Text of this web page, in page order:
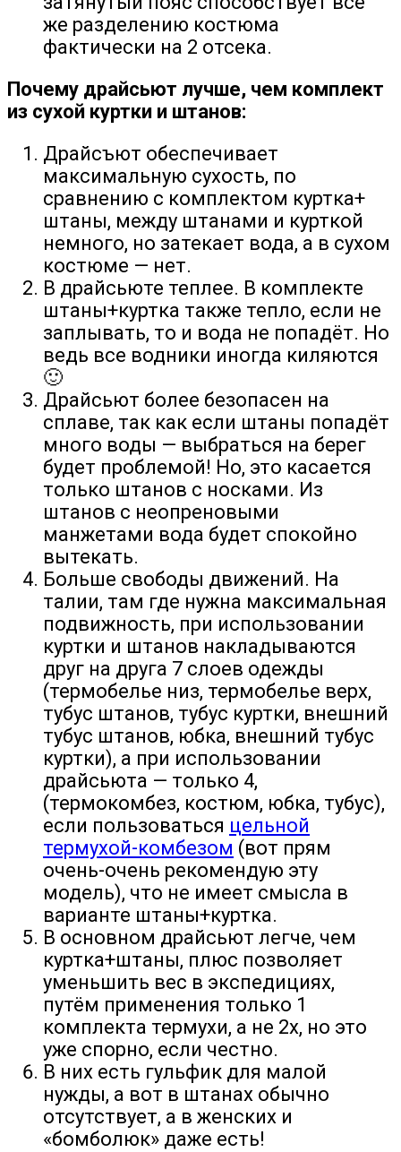
же разделению костюма
фактически на 2 отсека.
Почему драйсьют лучше, чем комплект
из сухой куртки и штанов:
Драйсъют обеспечивает
максимальную сухость, по
сравнению с комплектом куртка+
штаны, между штанами и курткой
немного, но затекает вода, а в сухом
костюме — нет.
В драйсьюте теплее. В комплекте
штаны+куртка также тепло, если не
заплывать, то и вода не попадёт. Но
ведь все водники иногда киляются
🙂
Драйсьют более безопасен на
сплаве, так как если штаны попадёт
много воды — выбраться на берег
будет проблемой! Но, это касается
только штанов с носками. Из
штанов с неопреновыми
манжетами вода будет спокойно
вытекать.
Больше свободы движений. На
талии, там где нужна максимальная
подвижность, при использовании
куртки и штанов накладываются
друг на друга 7 слоев одежды
(термобелье низ, термобелье верх,
тубус штанов, тубус куртки, внешний
тубус штанов, юбка, внешний тубус
куртки), а при использовании
драйсьюта — только 4,
(термокомбез, костюм, юбка, тубус),
если пользоваться цельной
термухой-комбезом (вот прям
очень-очень рекомендую эту
модель), что не имеет смысла в
варианте штаны+куртка.
В основном драйсьют легче, чем
куртка+штаны, плюс позволяет
уменьшить вес в экспедициях,
путём применения только 1
комплекта термухи, а не 2х, но это
уже спорно, если честно.
В них есть гульфик для малой
нужды, а вот в штанах обычно
отсутствует, а в женских и
«бомболюк» даже есть!